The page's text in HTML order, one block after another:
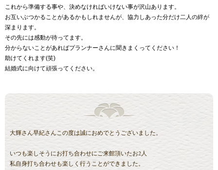
これから準備する事や、決めなければいけない事が沢山あります。
お互いぶつかることがあるかもしれませんが、協力しあった分だけ二人の絆が
深まります。
その先には感動が待ってます。
分からないことがあればプランナーさんに聞きまくってください！
助けてくれます(笑)
結婚式に向けて頑張ってください。
大輝さん早紀さんこの度は誠におめでとうございました。
いつも楽しそうにお打ち合わせにご来館頂いたお2人
私自身打ち合わせも楽しく行うことができました。